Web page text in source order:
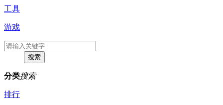
工具
游戏
分类搜索
排行